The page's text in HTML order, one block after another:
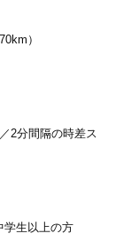
）
分間隔の時差ス
学生以上の方